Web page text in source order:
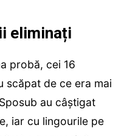
eliminați
probă, cei 16
scăpat de ce era mai
au câștigat
iar cu lingourile pe